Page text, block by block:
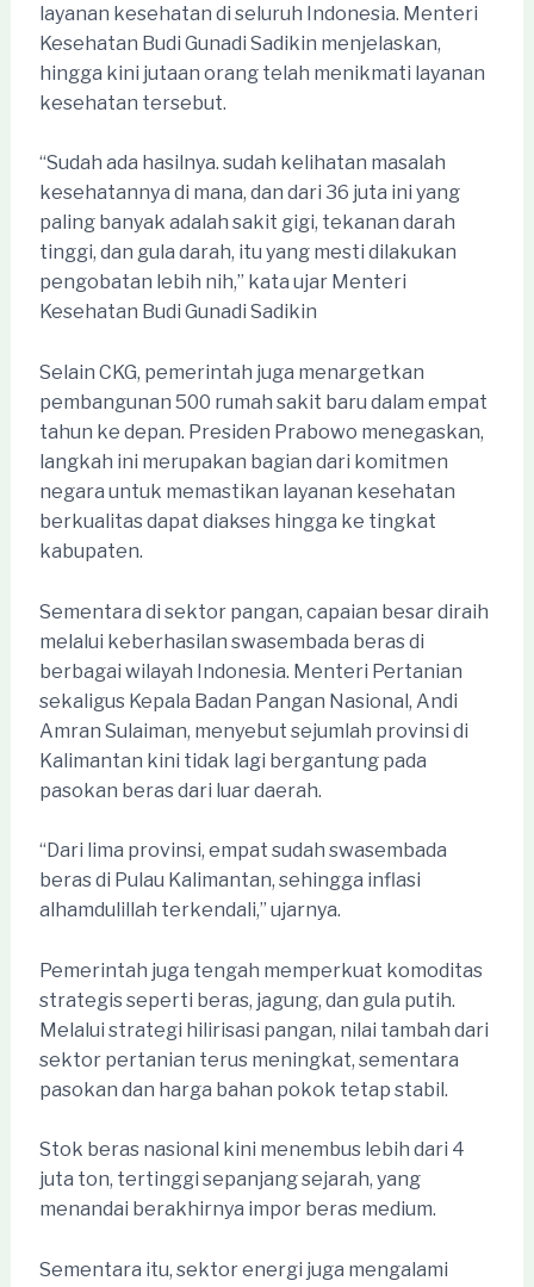
layanan kesehatan di seluruh Indonesia. Menteri
Kesehatan Budi Gunadi Sadikin menjelaskan,
hingga kini jutaan orang telah menikmati layanan
kesehatan tersebut.
“Sudah ada hasilnya. sudah kelihatan masalah
kesehatannya di mana, dan dari 36 juta ini yang
paling banyak adalah sakit gigi, tekanan darah
tinggi, dan gula darah, itu yang mesti dilakukan
pengobatan lebih nih,” kata ujar Menteri
Kesehatan Budi Gunadi Sadikin
Selain CKG, pemerintah juga menargetkan
pembangunan 500 rumah sakit baru dalam empat
tahun ke depan. Presiden Prabowo menegaskan,
langkah ini merupakan bagian dari komitmen
negara untuk memastikan layanan kesehatan
berkualitas dapat diakses hingga ke tingkat
kabupaten.
Sementara di sektor pangan, capaian besar diraih
melalui keberhasilan swasembada beras di
berbagai wilayah Indonesia. Menteri Pertanian
sekaligus Kepala Badan Pangan Nasional, Andi
Amran Sulaiman, menyebut sejumlah provinsi di
Kalimantan kini tidak lagi bergantung pada
pasokan beras dari luar daerah.
“Dari lima provinsi, empat sudah swasembada
beras di Pulau Kalimantan, sehingga inflasi
alhamdulillah terkendali,” ujarnya.
Pemerintah juga tengah memperkuat komoditas
strategis seperti beras, jagung, dan gula putih.
Melalui strategi hilirisasi pangan, nilai tambah dari
sektor pertanian terus meningkat, sementara
pasokan dan harga bahan pokok tetap stabil.
Stok beras nasional kini menembus lebih dari 4
juta ton, tertinggi sepanjang sejarah, yang
menandai berakhirnya impor beras medium.
Sementara itu, sektor energi juga mengalami